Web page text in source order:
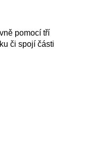
pomocí tří
či spojí části